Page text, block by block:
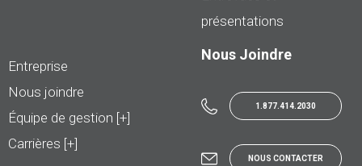
présentations
Entreprise
Nous joindre
Équipe de gestion [+]
Carrières [+]
Nous Joindre
1.877.414.2030
NOUS CONTACTER